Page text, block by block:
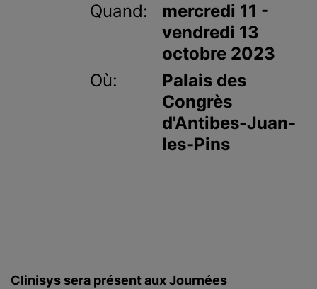
Quand:
mercredi 11 -
vendredi 13
octobre 2023
Où:
Palais des
Congrès
d'Antibes-Juan-
les-Pins
Clinisys sera présent aux Journées